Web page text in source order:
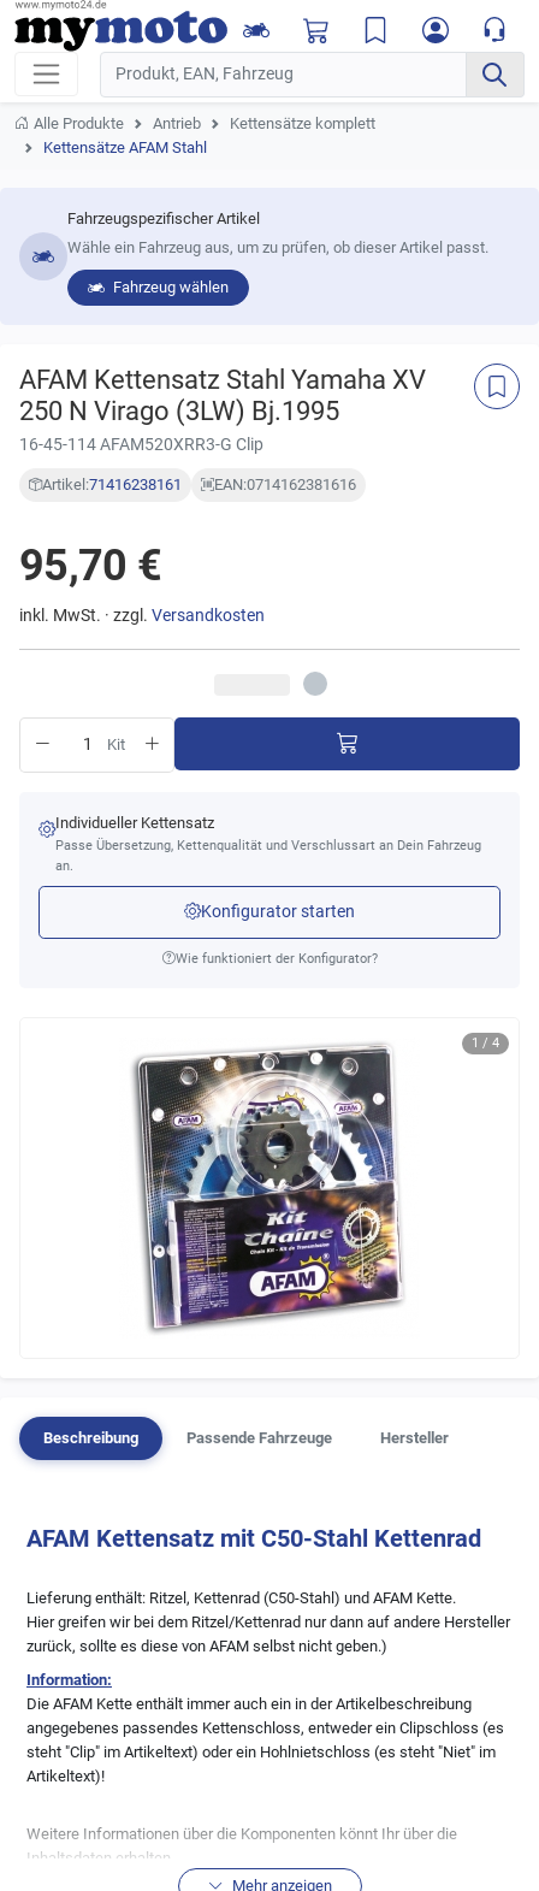
Alle Produkte Antrieb
Kettensätze komplett
Kettensätze AFAM Stahl
Fahrzeugspezifischer Artikel
Wähle ein Fahrzeug aus, um zu prüfen, ob dieser Artikel passt.
Fahrzeug wählen
AFAM Kettensatz Stahl Yamaha XV
250 N Virago (3LW) Bj.1995
16-45-114 AFAM520XRR3-G Clip
Artikel:71416238161 EAN:0714162381616
1 / 4
95,70 €
inkl. MwSt. · zzgl. Versandkosten
Kit
Individueller Kettensatz
Passe Übersetzung, Kettenqualität und Verschlussart an Dein Fahrzeug
an.
Konfigurator starten
Wie funktioniert der Konfigurator?
Beschreibung Passende Fahrzeuge Hersteller
AFAM Kettensatz mit C50-Stahl Kettenrad
Lieferung enthält: Ritzel, Kettenrad (C50-Stahl) und AFAM Kette.
Hier greifen wir bei dem Ritzel/Kettenrad nur dann auf andere Hersteller
zurück, sollte es diese von AFAM selbst nicht geben.)
Information:
Die AFAM Kette enthält immer auch ein in der Artikelbeschreibung
angegebenes passendes Kettenschloss, entweder ein Clipschloss (es
steht "Clip" im Artikeltext) oder ein Hohlnietschloss (es steht "Niet" im
Artikeltext)!
Weitere Informationen über die Komponenten könnt Ihr über die
Inhaltsdaten erhalten.
BITTE prüft auch anhand der technischen Zeichnung der
Mehr anzeigen